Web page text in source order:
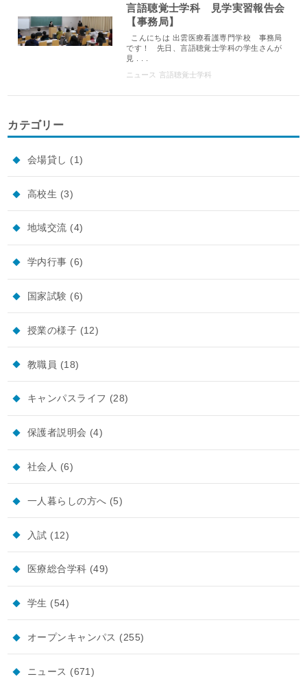
言語聴覚士学科 見学実習報告会
【事務局】
こんにちは 出雲医療看護専門学校 事務局
です！ 先日、言語聴覚士学科の学生さんが
見 . . .
ニュース 言語聴覚士学科
カテゴリー
会場貸し (1)
高校生 (3)
地域交流 (4)
学内行事 (6)
国家試験 (6)
授業の様子 (12)
教職員 (18)
キャンパスライフ (28)
保護者説明会 (4)
社会人 (6)
一人暮らしの方へ (5)
入試 (12)
医療総合学科 (49)
学生 (54)
オープンキャンパス (255)
ニュース (671)